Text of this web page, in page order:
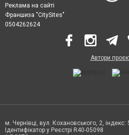
Реклама на сайті
Франшиза "CitySites"
0504262624
Автори
м. Чернівці, вул. Кохановського, 2, індекс:
Ідентифікатор у Реєстрі R40-05098